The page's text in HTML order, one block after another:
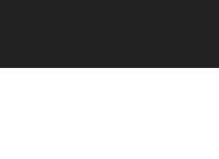
Kontakta oss idag för att